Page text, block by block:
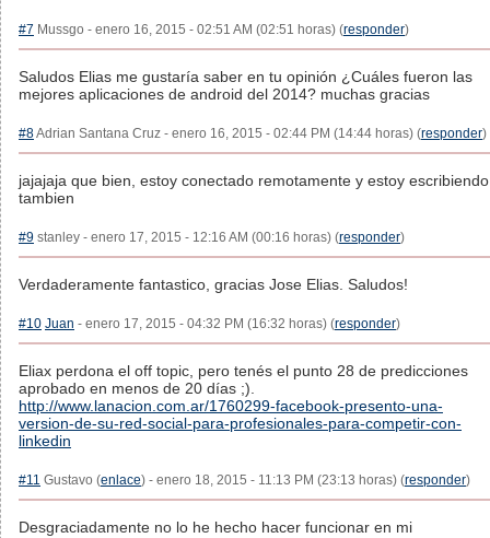
#7 Mussgo - enero 16, 2015 - 02:51 AM (02:51 horas) (responder)
Saludos Elias me gustaría saber en tu opinión ¿Cuáles fueron las
mejores aplicaciones de android del 2014? muchas gracias
#8Adrian Santana Cruz - enero 16, 2015 - 02:44 PM (14:44 horas) (responder)
jajajaja que bien, estoy conectado remotamente y estoy escribiendo
tambien
#9 stanley - enero 17, 2015 - 12:16 AM (00:16 horas) (responder)
Verdaderamente fantastico, gracias Jose Elias. Saludos!
#10 Juan - enero 17, 2015 - 04:32 PM (16:32 horas) (responder)
Eliax perdona el off topic, pero tenés el punto 28 de predicciones
aprobado en menos de 20 días ;).
http://www.lanacion.com.ar/1760299-facebook-presento-una-
version-de-su-red-social-para-profesionales-para-competir-con-
linkedin
#11 Gustavo (enlace) - enero 18, 2015 - 11:13 PM (23:13 horas) (responder)
Desgraciadamente no lo he hecho hacer funcionar en mi